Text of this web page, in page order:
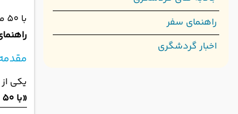
راهنمای سفر
اخبار گردشگری
با 50 میلیون کدام کشور خارجی برویم؟
یکی
«با 50 میلیون میشه سفر خارجی رفت؟»